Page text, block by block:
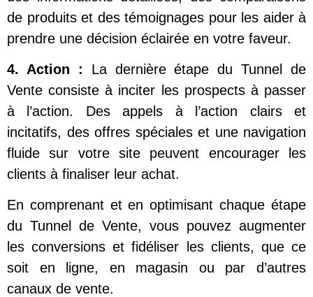
de produits et des témoignages pour les aider à
prendre une décision éclairée en votre faveur.
4. Action : La dernière étape du Tunnel de
Vente consiste à inciter les prospects à passer
à l’action. Des appels à l’action clairs et
incitatifs, des offres spéciales et une navigation
fluide sur votre site peuvent encourager les
clients à finaliser leur achat.
En comprenant et en optimisant chaque étape
du Tunnel de Vente, vous pouvez augmenter
les conversions et fidéliser les clients, que ce
soit en ligne, en magasin ou par d’autres
canaux de vente.